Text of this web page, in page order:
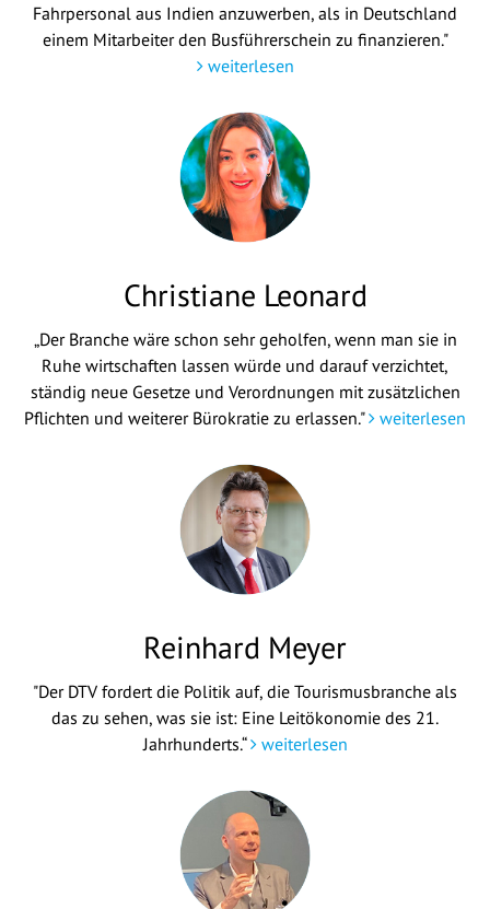
Fahrpersonal aus Indien anzuwerben, als in Deutschland
einem Mitarbeiter den Busführerschein zu finanzieren."
weiterlesen
Christiane Leonard
„Der Branche wäre schon sehr geholfen, wenn man sie in
Ruhe wirtschaften lassen würde und darauf verzichtet,
ständig neue Gesetze und Verordnungen mit zusätzlichen
Pflichten und weiterer Bürokratie zu erlassen."
weiterlesen
Reinhard Meyer
"Der DTV fordert die Politik auf, die Tourismusbranche als
das zu sehen, was sie ist: Eine Leitökonomie des 21.
Jahrhunderts.“ weiterlesen